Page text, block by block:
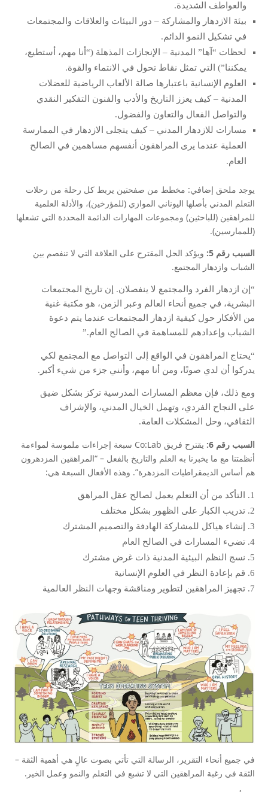
والعواطف الشديدة.
بيئة الازدهار والمشاركة – دور البيئات والعلاقات والمجتمعات
في تشكيل النمو الدائم.
لحظات “آها” المدنية – الإنجازات المذهلة (“أنا مهم، أستطيع،
يمكننا”) التي تمثل نقاط تحول في الانتماء والقوة.
العلوم الإنسانية باعتبارها صالة الألعاب الرياضية للعضلات
المدنية – كيف يعزز التاريخ والأدب والفنون التفكير النقدي
والتواصل الفعال والتعاون والفضول.
مسارات للازدهار المدني – كيف يتجلى الازدهار في الممارسة
العملية عندما يرى المراهقون أنفسهم مساهمين في الصالح
العام.
يوجد ملحق إضافي: مخطط من صفحتين يربط كل رحلة من رحلات
التعلم المدني بأصلها اليوناني الموازي (للمؤرخين)، والأدلة العلمية
للمراهقين (للباحثين) ومجموعات المهارات الدائمة المحددة التي تشعلها
(للممارسين).
السبب رقم 5:
ويؤكد الحل المقترح على العلاقة التي لا تنفصم بين
الشباب وازدهار المجتمع.
“إن ازدهار الفرد والمجتمع لا ينفصلان. إن تاريخ المجتمعات
البشرية، في جميع أنحاء العالم وعبر الزمن، هو مكتبة غنية
من الأفكار حول كيفية ازدهار المجتمعات عندما يتم دعوة
الشباب وإعدادهم للمساهمة في الصالح العام.”
“يحتاج المراهقون في الواقع إلى التواصل مع المجتمع لكي
يدركوا أن لدي صوتًا، ومن أنا مهم، وأنني جزء من شيء أكبر.
ومع ذلك، فإن معظم المسارات المدرسية تركز بشكل ضيق
على النجاح الفردي، وتهمل الخيال المدني، والإشراف
الثقافي، وحل المشكلات العامة.
السبب رقم 6:
يقترح فريق Co:Lab سبعة إجراءات ملموسة لمواءمة
أنظمتنا مع ما يخبرنا به العلم والتاريخ بالفعل – “المراهقين المزدهرون
هم أساس الديمقراطيات المزدهرة”. وهذه الأفعال السبعة هي:
التأكد من أن التعلم يعمل لصالح عقل المراهق
تدريب الكبار على الظهور بشكل مختلف
إنشاء هياكل للمشاركة الهادفة والتصميم المشترك
تضيء المسارات في الصالح العام
نسج النظم البيئية المدنية ذات غرض مشترك
قم بإعادة النظر في العلوم الإنسانية
تجهيز المراهقين لتطوير ومناقشة وجهات النظر العالمية
في جميع أنحاء التقرير، الرسالة التي تأتي بصوت عالٍ هي أهمية الثقة –
الثقة في رغبة المراهقين التي لا تشبع في التعلم والنمو وعمل الخير.